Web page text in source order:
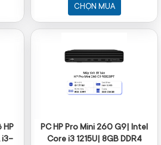
CHỌN MUA
HP
PC HP Pro Mini 260 G9| Intel
Core i3 1215U| 8GB DDR4